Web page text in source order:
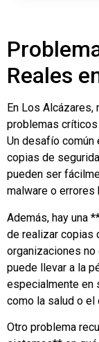
Reales
En Los
problemas
Un desafío
copias de
pueden ser
malware o errores
Además, hay una
de realizar copias
organizaciones
puede llevar a la
especialmente en
como la salud o el
Otro problema